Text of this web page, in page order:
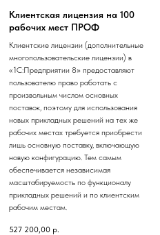
Клиентская лицензия на 100
рабочих мест ПРОФ
Клиентские лицензии (дополнительные
многопользовательские лицензии) в
«1С:Предприятии 8» предоставляют
пользователю право работать с
произвольным числом основных
поставок, поэтому для использования
новых прикладных решений на тех же
рабочих местах требуется приобрести
лишь основную поставку, включающую
новую конфигурацию. Тем самым
обеспечивается независимая
масштабируемость по функционалу
прикладных решений и по клиентским
рабочим местам.
527 200,00 р.